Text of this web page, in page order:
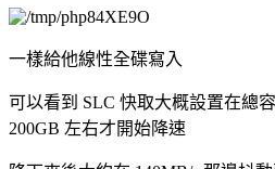
一樣給他線性全碟寫入
可以看到 SLC 快取大概設置在總
200GB 左右才開始降速